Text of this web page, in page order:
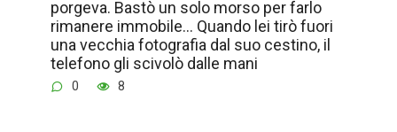
porgeva. Bastò un solo morso per farlo
rimanere immobile… Quando lei tirò fuori
una vecchia fotografia dal suo cestino, il
telefono gli scivolò dalle mani
0 8